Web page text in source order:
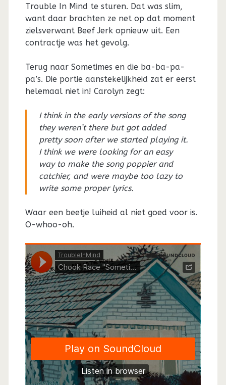
Trouble In Mind te sturen. Dat was slim,
want daar brachten ze net op dat moment
zielsverwant Beef Jerk opnieuw uit. Een
contractje was het gevolg.
Terug naar Sometimes en die ba-ba-pa-
pa’s. Die portie aanstekelijkheid zat er eerst
helemaal niet in! Carolyn zegt:
I think in the early versions of the song
they weren’t there but got added
pretty soon after we started playing it.
I think we were looking for an easy
way to make the song poppier and
catchier, and were maybe too lazy to
write some proper lyrics.
Waar een beetje luiheid al niet goed voor is.
O-whoo-oh.